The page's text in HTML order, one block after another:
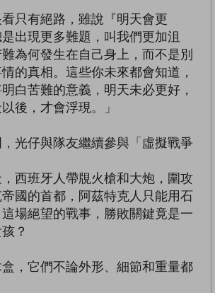
看只有絕路，雖說『明天會更
出現更多難題，叫我們更加沮
為何發生在自己身上，而不是別
的真相。這些你未來都會知道，
白苦難的意義，明天未必更好，
後，才會浮現。」
光仔與隊友繼續參與「虛擬戰爭
西班牙人帶覑火槍和大炮，圍攻
國的首都，阿茲特克人只能用石
場絕望的戰事，勝敗關鍵竟是一
？
，它們不論外形、細節和重量都